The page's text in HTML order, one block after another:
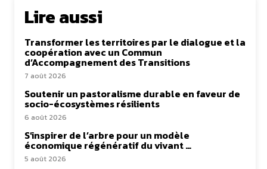
Lire aussi
Transformer les territoires par le dialogue et la
coopération avec un Commun
d’Accompagnement des Transitions
7 août 2026
Soutenir un pastoralisme durable en faveur de
socio-écosystèmes résilients
6 août 2026
S’inspirer de l’arbre pour un modèle
économique régénératif du vivant …
5 août 2026